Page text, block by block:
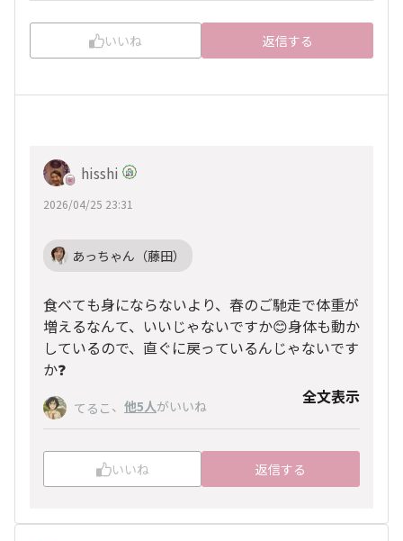
いいね 返信する
hisshi
2026/04/25 23:31
あっちゃん（藤田）
食べても身にならないより、春のご馳走で体重が
増えるなんて、いいじゃないですか😊身体も動か
しているので、直ぐに戻っているんじゃないです
か❓
てるこ 、 他5人がいいね 全文表示
いいね 返信する